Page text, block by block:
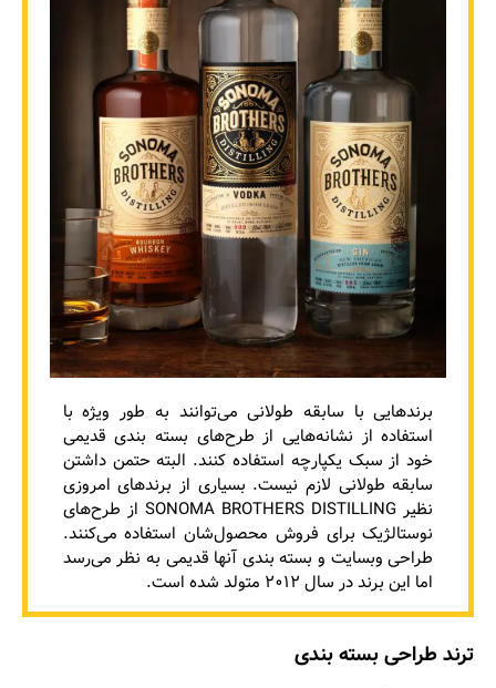
برندهایی با سابقه طولانی می‌توانند به طور ویژه با
استفاده از نشانه‌هایی از طرح‌های بسته ‌بندی قدیمی
خود از سبک یکپارچه استفاده کنند. البته حتمن داشتن
سابقه طولانی لازم نیست. بسیاری از برندهای امروزی
نظیر SONOMA BROTHERS DISTILLING از طرح‌های
نوستالژیک برای فروش محصول‌شان استفاده می‌کنند.
طراحی وبسایت و بسته بندی آنها قدیمی به نظر می‌رسد
اما این برند در سال ۲۰۱۲ متولد شده است.
ترند طراحی بسته بندی